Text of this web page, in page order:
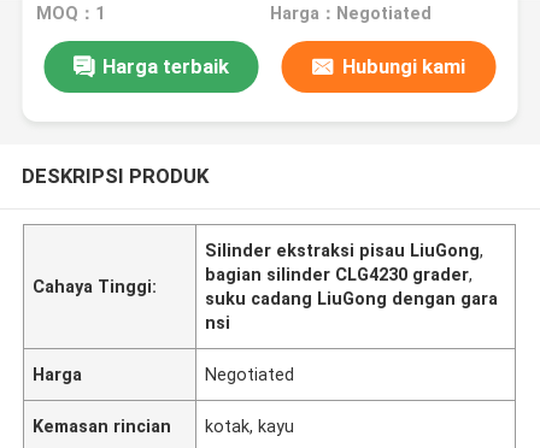
MOQ：1 Harga：Negotiated
Harga terbaik Hubungi kami
DESKRIPSI PRODUK
Cahaya Tinggi:
Silinder ekstraksi pisau LiuGong,
bagian silinder CLG4230 grader,
suku cadang LiuGong dengan gara
nsi
Harga Negotiated
Kemasan rincian kotak, kayu